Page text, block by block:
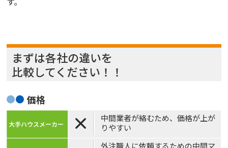
まずは各社の違いを
比較してください！！
価格
×
中間業者が絡むため、価格が上が
りやすい
外注職人に依頼するための中間マ